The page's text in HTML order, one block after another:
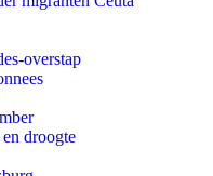
overstap
droogte